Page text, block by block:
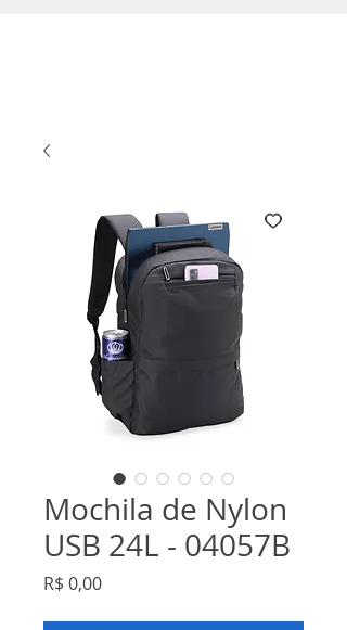
Mochila de Nylon
USB 24L - 04057B
R$ 0,00Preço